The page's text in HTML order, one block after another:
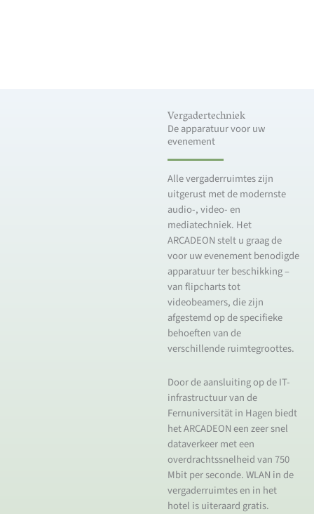
Vergadertechniek
De apparatuur voor uw
evenement
Alle vergaderruimtes zijn
uitgerust met de modernste
audio-, video- en
mediatechniek. Het
ARCADEON stelt u graag de
voor uw evenement benodigde
apparatuur ter beschikking –
van flipcharts tot
videobeamers, die zijn
afgestemd op de specifieke
behoeften van de
verschillende ruimtegroottes.
Door de aansluiting op de IT-
infrastructuur van de
Fernuniversität in Hagen biedt
het ARCADEON een zeer snel
dataverkeer met een
overdrachtssnelheid van 750
Mbit per seconde. WLAN in de
vergaderruimtes en in het
hotel is uiteraard gratis.